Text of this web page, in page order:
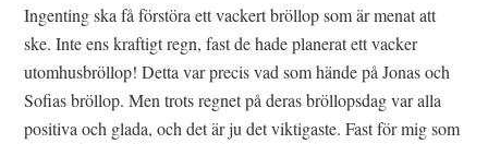
Ingenting ska få förstöra ett vackert bröllop som är menat att
ske. Inte ens kraftigt regn, fast de hade planerat ett vacker
utomhusbröllop! Detta var precis vad som hände på Jonas och
Sofias bröllop. Men trots regnet på deras bröllopsdag var alla
positiva och glada, och det är ju det viktigaste. Fast för mig som